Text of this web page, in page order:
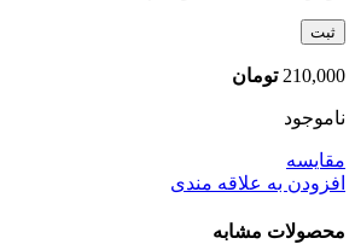
210,000 تومان
ناموجود
مقایسه
افزودن به علاقه مندی
محصولات مشابه